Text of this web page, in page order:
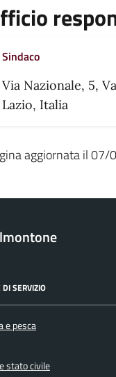
Sindaco
Via Nazionale, 5,
Lazio, Italia
aggiornata il
DI SERVIZIO
e pesca
stato civile